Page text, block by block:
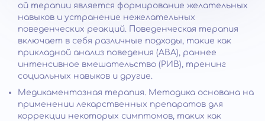
ой терапии является формирование желательных
навыков и устранение нежелательных
поведенческих реакций. Поведенческая терапия
включает в себя различные подходы, такие как
прикладной анализ поведения (АВА), раннее
интенсивное вмешательство (РИВ), тренинг
социальных навыков и другие.
Медикаментозная терапия. Методика основана на
применении лекарственных препаратов для
коррекции некоторых симптомов, таких как